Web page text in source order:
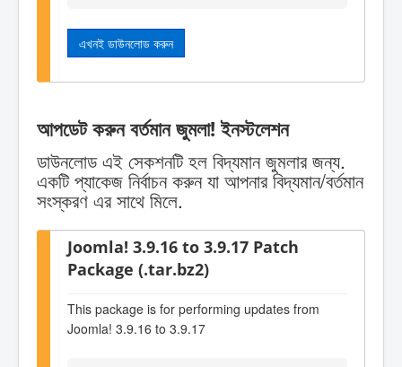
এখনই ডাউনলোড করুন
আপডেট করুন বর্তমান জুমলা! ইনস্টলেশন
ডাউনলোড এই সেকশনটি হল বিদ্যমান জুমলার জন্য.
একটি প্যাকেজ নির্বাচন করুন যা আপনার বিদ্যমান/বর্তমান
সংস্করণ এর সাথে মিলে.
Joomla! 3.9.16 to 3.9.17 Patch
Package (.tar.bz2)
This package is for performing updates from
Joomla! 3.9.16 to 3.9.17